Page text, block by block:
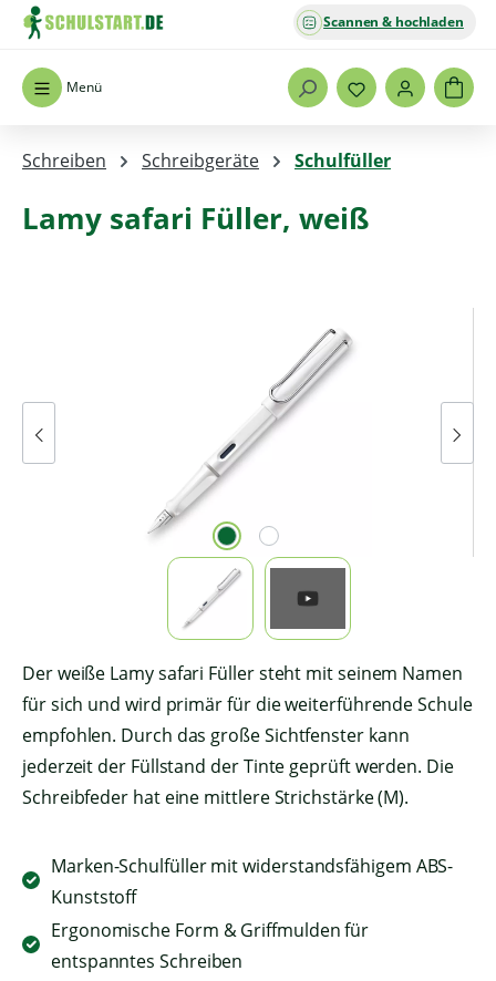
Zum Hauptinhalt springen
Menü
Scannen & hochladen
Schreiben Schreibgeräte Schulfüller
Lamy safari Füller, weiß
Der weiße Lamy safari Füller steht mit seinem Namen
für sich und wird primär für die weiterführende Schule
empfohlen. Durch das große Sichtfenster kann
jederzeit der Füllstand der Tinte geprüft werden. Die
Schreibfeder hat eine mittlere Strichstärke (M).
Marken-Schulfüller mit widerstandsfähigem ABS-
Kunststoff
Ergonomische Form & Griffmulden für
entspanntes Schreiben